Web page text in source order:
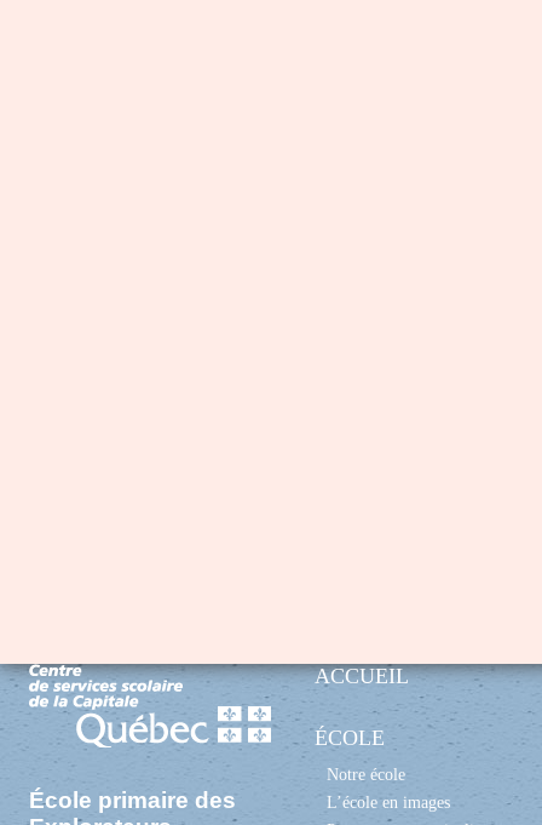
École primaire des
ACCUEIL
ÉCOLE
Notre école
L’école en images